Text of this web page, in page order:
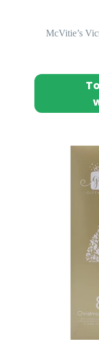
McVitie’s